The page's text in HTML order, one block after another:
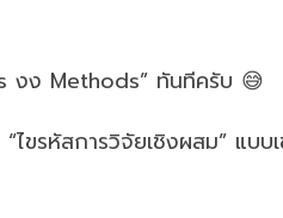
งง Methods” ทันทีครับ 😅
รหัสการวิจัยเชิงผสม” แบบ